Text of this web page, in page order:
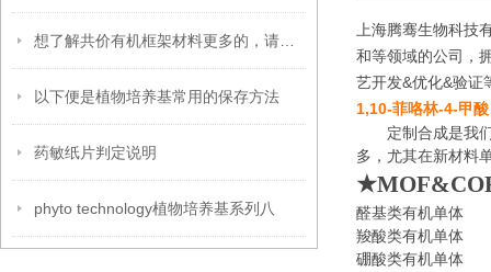
以下便是植物培养基常用的保存方法
药敏纸片判定说明
phyto technology植物培养基系列八
上海腾骞生物科
和等领域的公司，
艺开发&优化&验证
1,10-菲咯林-4-甲酸
定制合成是我
多，尤其在新材料
醛基类有机单体
羧酸类有机单体
硼酸类有机单体